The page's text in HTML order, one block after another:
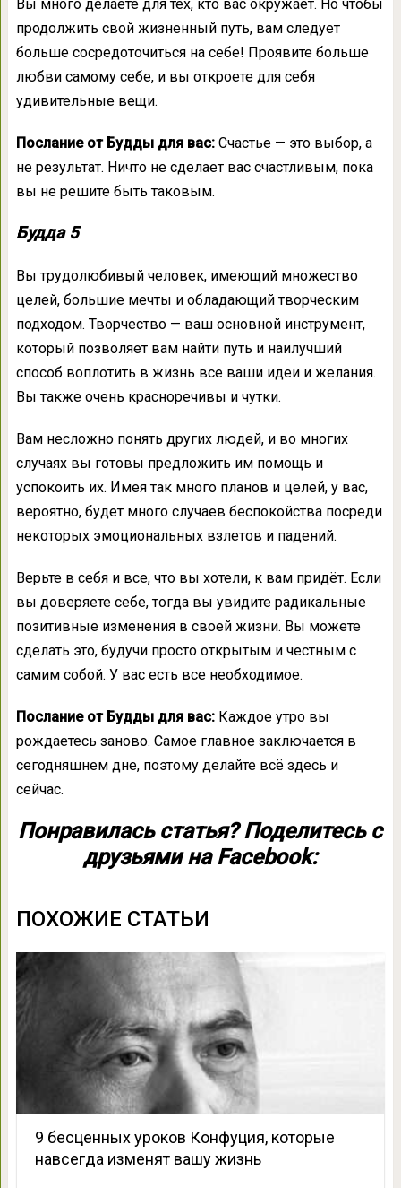
Вы много делаете для тех, кто вас окружает. Но чтобы
продолжить свой жизненный путь, вам следует
больше сосредоточиться на себе! Проявите больше
любви самому себе, и вы откроете для себя
удивительные вещи.
Послание от Будды для вас:Счастье — это выбор, а
не результат. Ничто не сделает вас счастливым, пока
вы не решите быть таковым.
Будда 5
Вы трудолюбивый человек, имеющий множество
целей, большие мечты и обладающий творческим
подходом. Творчество — ваш основной инструмент,
который позволяет вам найти путь и наилучший
способ воплотить в жизнь все ваши идеи и желания.
Вы также очень красноречивы и чутки.
Вам несложно понять других людей, и во многих
случаях вы готовы предложить им помощь и
успокоить их. Имея так много планов и целей, у вас,
вероятно, будет много случаев беспокойства посреди
некоторых эмоциональных взлетов и падений.
Верьте в себя и все, что вы хотели, к вам придёт. Если
вы доверяете себе, тогда вы увидите радикальные
позитивные изменения в своей жизни. Вы можете
сделать это, будучи просто открытым и честным с
самим собой. У вас есть все необходимое.
Послание от Будды для вас:Каждое утро вы
рождаетесь заново. Самое главное заключается в
сегодняшнем дне, поэтому делайте всё здесь и
сейчас.
Понравилась статья? Поделитесь с
друзьями на Facebook:
ПОХОЖИЕ СТАТЬИ
9 бесценных уроков Конфуция, которые
навсегда изменят вашу жизнь